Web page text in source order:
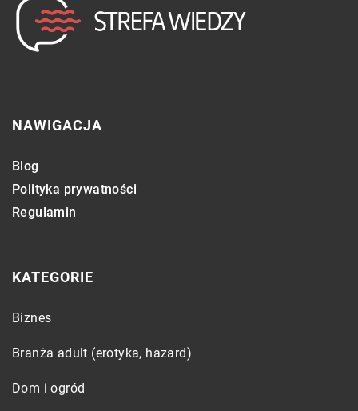
NAWIGACJA
Blog
Polityka prywatności
Regulamin
KATEGORIE
Biznes
Branża adult (erotyka, hazard)
Dom i ogród